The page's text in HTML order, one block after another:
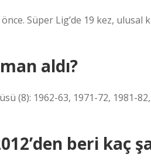
önce. Süper Lig’de 19 kez,
aldı?
(8): 1962-63, 1971-72, 1981-
beri kaç